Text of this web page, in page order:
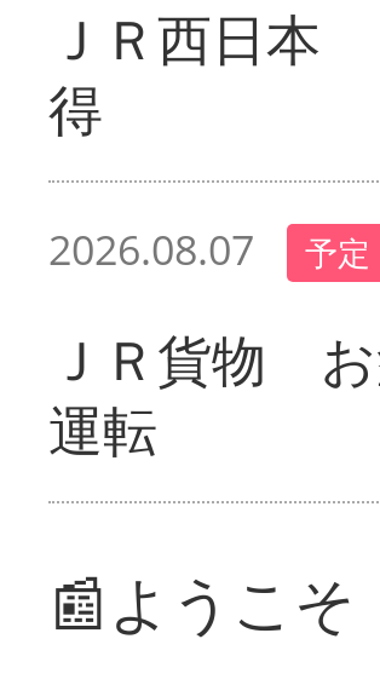
ＪＲ西日本
得
2026.08.07 予定
ＪＲ貨物
運転
📰ようこそ